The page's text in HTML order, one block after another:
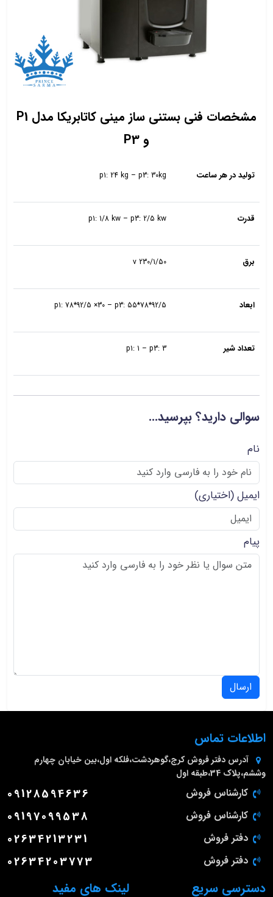
مشخصات فنی بستنی ساز مینی کاتابریکا مدل P1
و P3
تولید در هر ساعت p1: 24 kg – p3: 30kg
قدرت p1: 1/8 kw – p3: 2/5 kw
برق 230/1/50 v
ابعاد p1: 78*92/5 ×30 – p3: 55*78*92/5
تعداد شیر p1: 1 – p3: 3
سوالی دارید؟ بپرسید...
نام
ایمیل(اختیاری)
پیام
ارسال
لینک های مفید دسترسی سریع
اطلاعات تماس
آدرس دفتر فروش کرج،گوهردشت،فلکه اول،بین خیابان چهارم
وششم،پلاک 34،طبقه اول
کارشناس فروش 09128594636
کارشناس فروش 09197099538
دفتر فروش 02634213231
دفتر فروش 02634203773